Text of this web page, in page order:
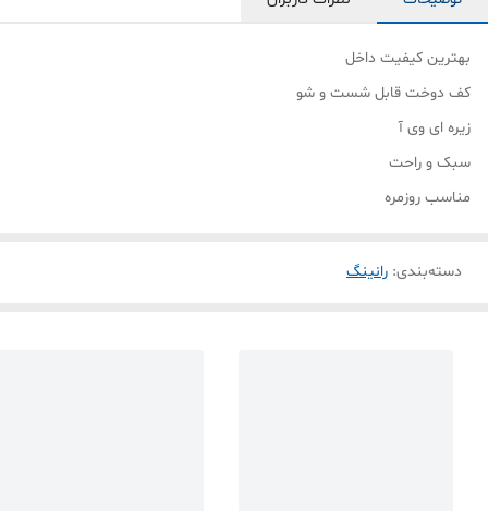
بهترین کیفیت داخل
کف دوخت قابل شست و شو
زیره ای وی آ
سبک و راحت
مناسب روزمره
دسته‌بندی: رانینگ